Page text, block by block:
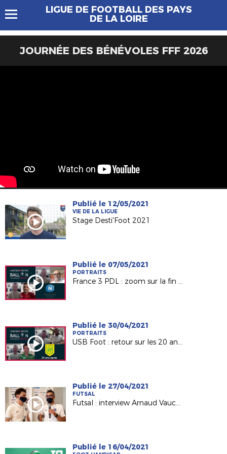
LIGUE DE FOOTBALL DES PAYS
DE LA LOIRE
JOURNÉE DES BÉNÉVOLES FFF 2026
Publié le 12/05/2021
VIE DE LA LIGUE
Stage Desti'Foot 2021
Publié le 07/05/2021
PORTRAITS
France 3 PDL : zoom sur la fin de saison du Mans FC et Laval !
Publié le 30/04/2021
PORTRAITS
USB Foot : retour sur les 20 ans du titre du FC Nantes
Publié le 27/04/2021
FUTSAL
Futsal : interview Arnaud Vaucelle (CTR LFPL)
Publié le 16/04/2021